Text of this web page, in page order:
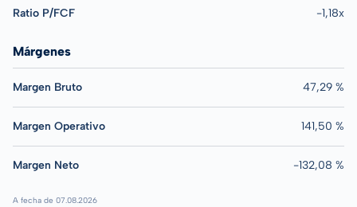
Ratio P/FCF -1,18x
Márgenes
Margen Bruto 47,29 %
Margen Operativo 141,50 %
Margen Neto -132,08 %
A fecha de 07.08.2026